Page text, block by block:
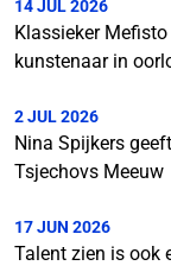
14 JUL 2026
Klassieker
kunstenaar in
2 JUL 2026
Nina Spijkers
Tsjechovs Meeuw
17 JUN 2026
Talent zien is ook